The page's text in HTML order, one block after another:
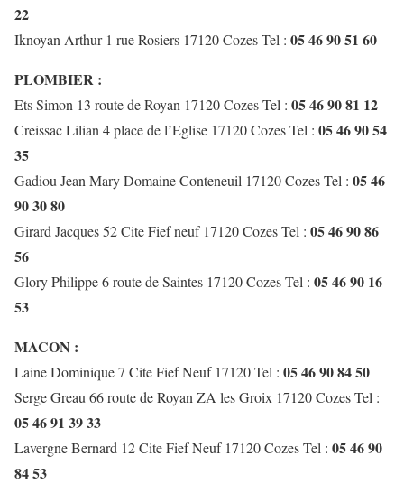
22
Iknoyan Arthur 1 rue Rosiers 17120 Cozes Tel : 05 46 90 51 60
PLOMBIER :
Ets Simon 13 route de Royan 17120 Cozes Tel : 05 46 90 81 12
Creissac Lilian 4 place de l’Eglise 17120 Cozes Tel : 05 46 90 54
35
Gadiou Jean Mary Domaine Conteneuil 17120 Cozes Tel : 05 46
90 30 80
Girard Jacques 52 Cite Fief neuf 17120 Cozes Tel : 05 46 90 86
56
Glory Philippe 6 route de Saintes 17120 Cozes Tel : 05 46 90 16
53
MACON :
Laine Dominique 7 Cite Fief Neuf 17120 Tel : 05 46 90 84 50
Serge Greau 66 route de Royan ZA les Groix 17120 Cozes Tel :
05 46 91 39 33
Lavergne Bernard 12 Cite Fief Neuf 17120 Cozes Tel : 05 46 90
84 53